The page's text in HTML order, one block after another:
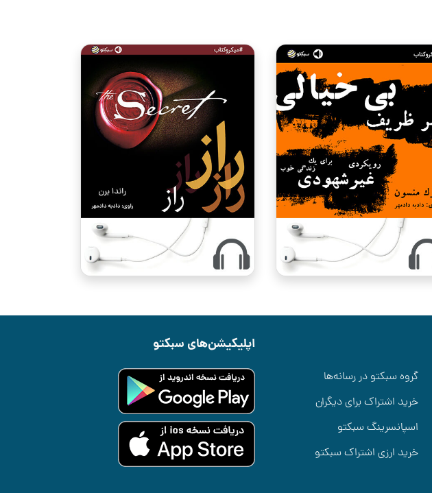
گروه سبکتو در رسانه‌ها
خرید اشتراک برای دیگران
اسپانسرینگ سبکتو
خرید ارزی اشتراک سبکتو
اپلیکیشن‌های سبکتو